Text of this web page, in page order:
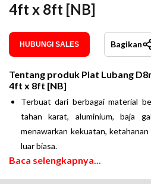
4ft x 8ft [NB]
HUBUNGI SALES Bagikan
Tentang produk Plat Lubang
4ft x 8ft [NB]
Terbuat dari berbagai material
tahan karat, aluminium, baja
menawarkan kekuatan,
luar biasa.
Baca selengkapnya...